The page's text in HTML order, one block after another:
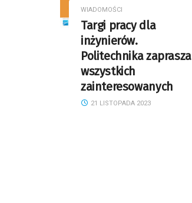
WIADOMOŚCI
Targi pracy dla
inżynierów.
Politechnika zaprasza
wszystkich
zainteresowanych
21 LISTOPADA 2023